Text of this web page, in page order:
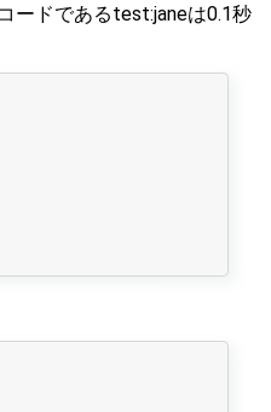
ードであるtest:janeは0.1秒